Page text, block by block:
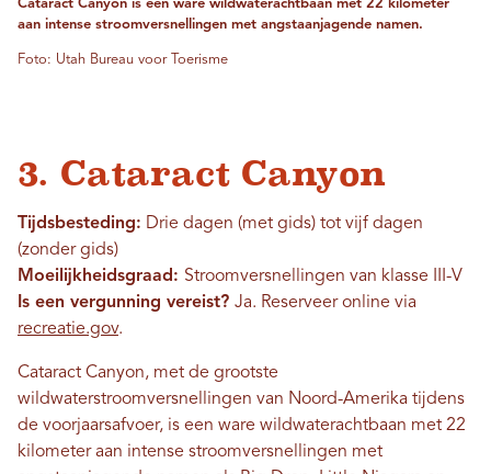
Cataract Canyon is een ware wildwaterachtbaan met 22 kilometer
aan intense stroomversnellingen met angstaanjagende namen.
Foto: Utah Bureau voor Toerisme
3. Cataract Canyon
Tijdsbesteding: Drie dagen (met gids) tot vijf dagen
(zonder gids)
Moeilijkheidsgraad: Stroomversnellingen van klasse III-V
Is een vergunning vereist? Ja. Reserveer online via
recreatie.gov.
Cataract Canyon, met de grootste
wildwaterstroomversnellingen van Noord-Amerika tijdens
de voorjaarsafvoer, is een ware wildwaterachtbaan met 22
kilometer aan intense stroomversnellingen met